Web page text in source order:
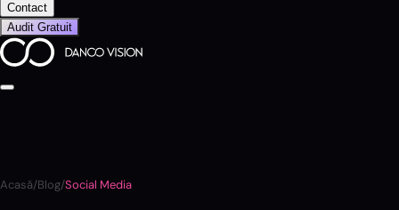
Contact
Audit Gratuit
Acasă/Blog/Social Media